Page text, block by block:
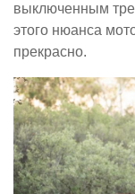
выключенным
этого нюанса
прекрасно.